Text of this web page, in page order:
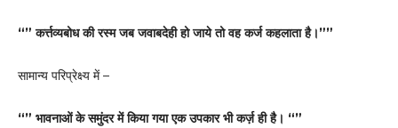
“” कर्त्तव्यबोध की रस्म जब जवाबदेही हो जाये तो वह कर्ज कहलाता है।””
सामान्य परिप्रेक्ष्य में –
“” भावनाओं के समुंदर में किया गया एक उपकार भी कर्ज़ ही है। “”